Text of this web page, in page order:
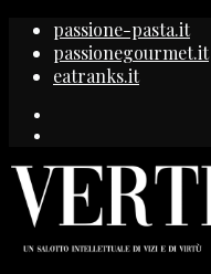
passione-pasta.it
passionegourmet.it
eatranks.it